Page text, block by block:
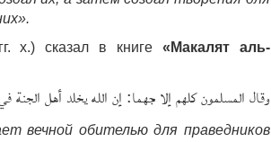
х.) сказал в книге «Макалят аль-
وقال المسلمون كلهم إلا جهما: إن الله يخلد أهل الجنة
вечной обителью для праведников